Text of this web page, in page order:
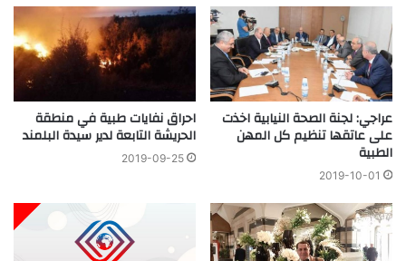
عراجي: لجنة الصحة النيابية اخذت
على عاتقها تنظيم كل المهن
الطبية
2019-10-01
احراق نفايات طبية في منطقة
الحريشة التابعة لدير سيدة البلمند
2019-09-25